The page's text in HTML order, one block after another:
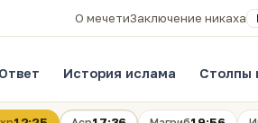
О мечетиЗаключение никаха
История ислама Столпы